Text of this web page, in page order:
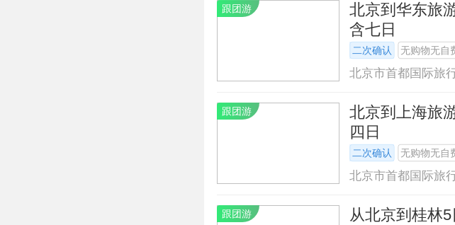
跟团游
北京到华东旅
含七日
二次确认 无购物无自
北京市首都国际旅
跟团游
北京到上海旅
四日
二次确认 无购物无自
北京市首都国际旅
跟团游
从北京到桂林